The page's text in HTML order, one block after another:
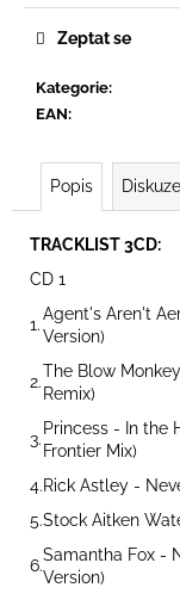
Kategorie:
EAN:
Zeptat se
Popis Diskuze
TRACKLIST 3CD:
CD 1
1.
Agent's Aren't
Version)
2.
The Blow
Remix)
3.
Princess - In the
Frontier Mix)
4.Rick Astley -
5.Stock Aitken
6.
Samantha Fox -
Version)
u
e
m
SANDRA
TEN
ONE
(THE
SINGLES)
(JAPAN
EDITION)
299
Kč